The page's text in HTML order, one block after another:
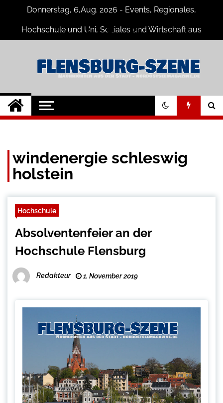
content
Donnerstag, 6,Aug. 2026 - Events, Regionales,
Hochschule und Uni, Soziales und Wirtschaft aus
Flensburg-Szene
Nachrichten
Nachrichten für Flensburg und
Umgebung
windenergie schleswig
holstein
Hochschule
Absolventenfeier an der
Hochschule Flensburg
Redakteur 1. November 2019